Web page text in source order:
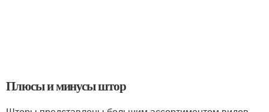
Плюсы и минусы штор